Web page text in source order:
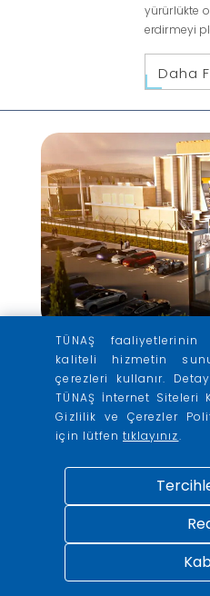
TÜNAŞ
kaliteli hizmetin
çerezleri kullanır.
TÜNAŞ İnternet Siteleri
Gizlilik ve Çerezler
için lütfentıklayınız.
yürürlükte
erdirmeyi
Daha
29
Nisan
2026
French
the
at its
Daha